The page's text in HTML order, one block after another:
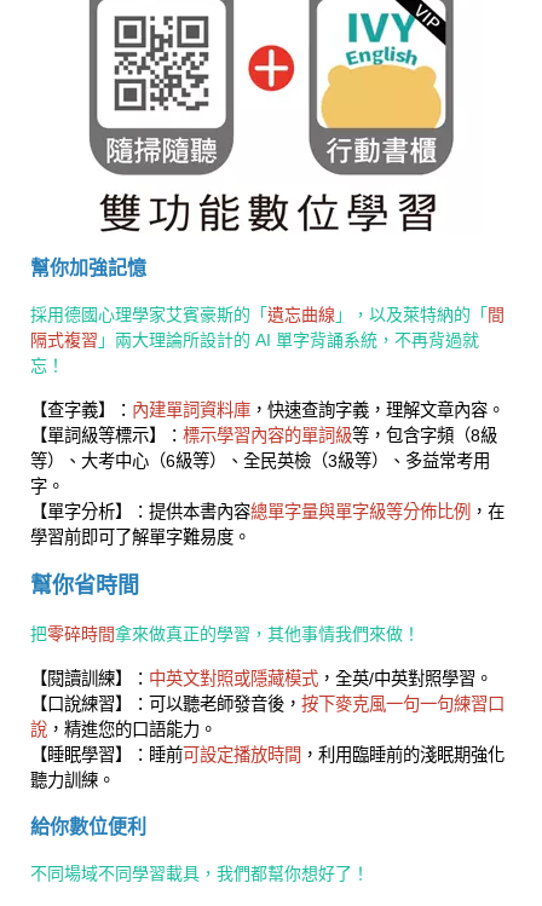
幫你加強記憶
採用德國心理學家艾賓豪斯的「遺忘曲線 」，以及萊特納的「間
隔式複習 」兩大理論所設計的 AI 單字背誦系統，不再背過就
忘！
【查字義】： 內建單詞資料庫 ，快速查詢字義，理解文章內容。
【單詞級等標示】： 標示學習內容的單詞級等，包含字頻（8級
等）、大考中心（6級等）、全民英檢（3級等）、多益常考用
字。
【單字分析】：提供本書內容總單字量與單字級等分佈比例 ，在
學習前即可了解單字難易度。
幫你省時間
把零碎時間拿來做真正的學習，其他事情我們來做！
【閱讀訓練】： 中英文對照或隱藏模式 ，全英/中英對照學習。
【口說練習】：可以聽老師發音後， 按下麥克風一句一句練習口
說 ，精進您的口語能力。
【睡眠學習】：睡前可設定播放時間 ，利用臨睡前的淺眠期強化
聽力訓練。
給你數位便利
不同場域不同學習載具，我們都幫你想好了！